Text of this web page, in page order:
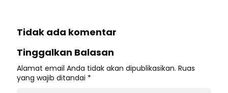
Tidak ada komentar
Tinggalkan Balasan
Alamat email Anda tidak akan dipublikasikan. Ruas
yang wajib ditandai *